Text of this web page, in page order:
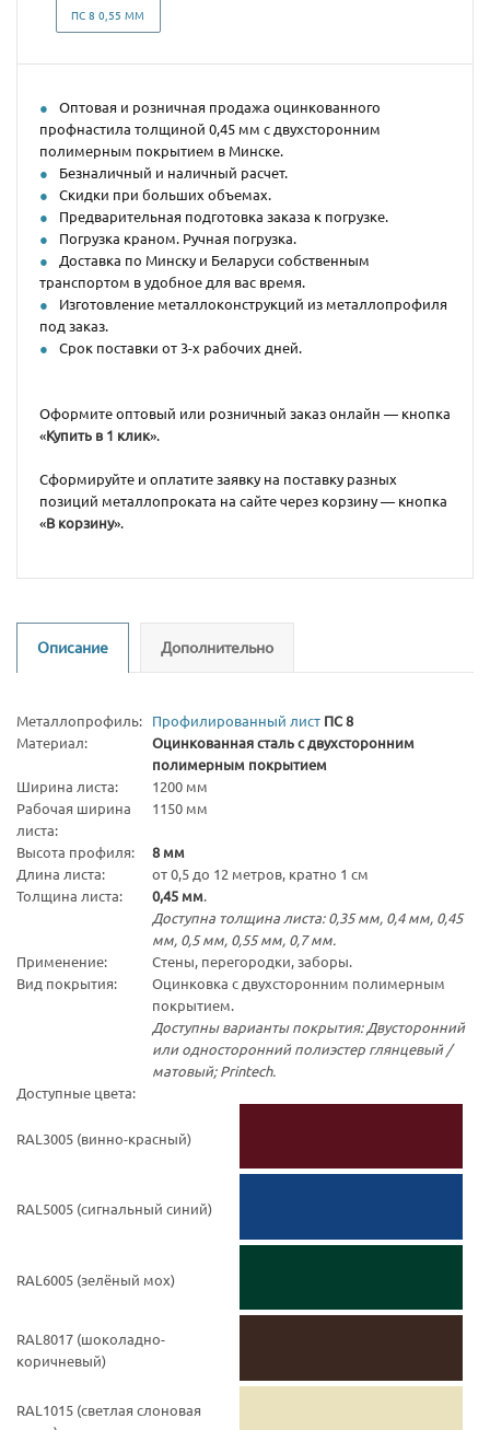
ПС 8 0,55 ММ
Оптовая и розничная продажа оцинкованного
профнастила толщиной 0,45 мм с двухсторонним
полимерным покрытием в Минске.
Безналичный и наличный расчет.
Скидки при больших объемах.
Предварительная подготовка заказа к погрузке.
Погрузка краном. Ручная погрузка.
Доставка по Минску и Беларуси собственным
транспортом в удобное для вас время.
Изготовление металлоконструкций из металлопрофиля
под заказ.
Срок поставки от 3-х рабочих дней.
Оформите оптовый или розничный заказ онлайн — кнопка
«Купить в 1 клик».
Сформируйте и оплатите заявку на поставку разных
позиций металлопроката на сайте через корзину — кнопка
«В корзину».
Описание Дополнительно
Металлопрофиль: Профилированный лист ПС 8
Материал:
Оцинкованная сталь с двухсторонним
полимерным покрытием
Ширина листа:
1200 мм
Рабочая ширина
листа:
1150 мм
Высота профиля:
8 мм
Длина листа:
от 0,5 до 12 метров, кратно 1 см
Толщина листа:
0,45 мм.
Доступна толщина листа: 0,35 мм, 0,4 мм, 0,45
мм, 0,5 мм, 0,55 мм, 0,7 мм.
Применение:
Стены, перегородки, заборы.
Вид покрытия:
Оцинковка с двухсторонним полимерным
покрытием.
Доступны варианты покрытия: Двусторонний
или односторонний полиэстер глянцевый /
матовый; Printech.
Доступные цвета:
RAL3005 (винно-красный)
RAL5005 (cигнальный синий)
RAL6005 (зелёный мох)
RAL8017 (шоколадно-
коричневый)
RAL1015 (светлая слоновая